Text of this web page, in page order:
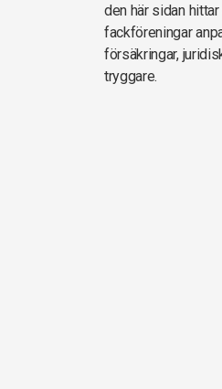
den här sidan
fackföreningar
försäkringar,
tryggare.